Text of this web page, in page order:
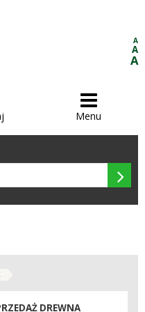
A
A
A

Menu

DREWNA